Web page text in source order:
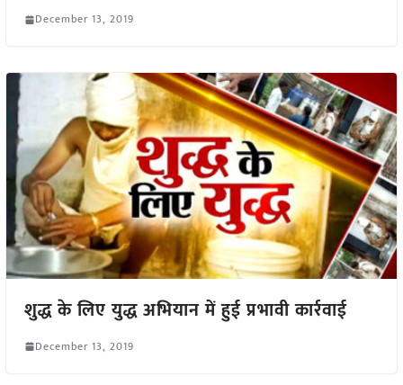
December 13, 2019
शुद्ध के लिए युद्ध अभियान में हुई प्रभावी कार्रवाई
December 13, 2019